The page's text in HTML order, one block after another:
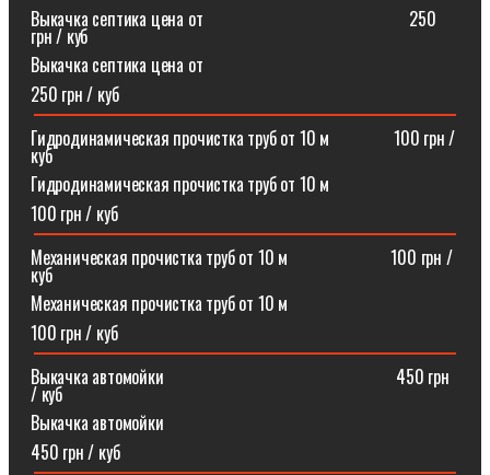
Выкачка септика цена от⠀⠀⠀⠀⠀⠀⠀⠀⠀⠀⠀⠀⠀⠀⠀⠀250
грн / куб
Выкачка септика цена от
250 грн / куб
Гидродинамическая прочистка труб от 10 м⠀⠀⠀⠀⠀100 грн /
куб
Гидродинамическая прочистка труб от 10 м
100 грн / куб
Механическая прочистка труб от 10 м⠀⠀⠀⠀⠀⠀⠀⠀100 грн /
куб
Механическая прочистка труб от 10 м
100 грн / куб
Выкачка автомойки⠀⠀⠀⠀⠀⠀⠀⠀⠀⠀⠀⠀⠀⠀⠀⠀⠀⠀450 грн
/ куб
Выкачка автомойки
450 грн / куб